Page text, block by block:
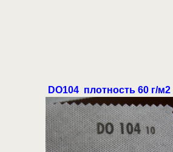
DО104 плотность 60 г/